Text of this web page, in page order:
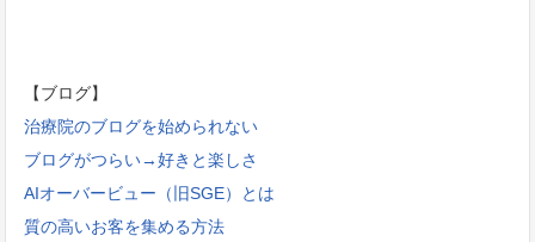
【ブログ】
治療院のブログを始められない
ブログがつらい→好きと楽しさ
AIオーバービュー（旧SGE）とは
質の高いお客を集める方法